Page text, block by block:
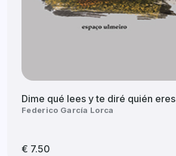
Dime qué lees y te diré quién eres
Federico García Lorca
€ 7.50